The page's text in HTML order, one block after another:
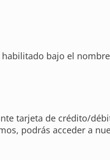
bajo el
tarjeta de crédito/
podrás acceder a